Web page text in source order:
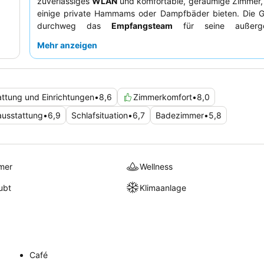
einige private Hammams oder Dampfbäder bieten. Die
durchweg das Empfangsteam für seine
Frühstück. Für das beste Erlebnis sollten Sie ein Zimmer
Mehr anzeigen
und Einrichtungen•8,6 Zimmerkomfort•8,0
•6,9 Schlafsituation•6,7 Badezimmer•5,8
Wellness
Klimaanlage
Café